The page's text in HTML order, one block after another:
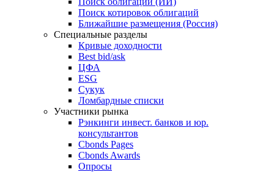
Поиск котировок облигаций
Ближайшие размещения (Россия)
Специальные разделы
Кривые доходности
Best bid/ask
ЦФА
ESG
Сукук
Ломбардные списки
Участники рынка
Рэнкинги инвест. банков и юр.
консультантов
Cbonds Pages
Cbonds Awards
Опросы